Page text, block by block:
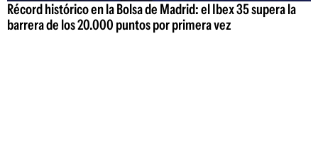
Récord histórico en la Bolsa de Madrid: el Ibex 35 supera la
barrera de los 20.000 puntos por primera vez